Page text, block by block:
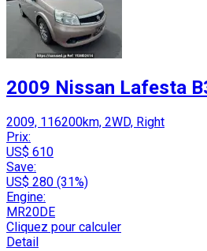
2009 Nissan Lafesta
2009, 116200km, 2WD, Right
Prix:
US$ 610
Save:
US$ 280 (31%)
Engine:
MR20DE
Cliquez pour calculer
Detail